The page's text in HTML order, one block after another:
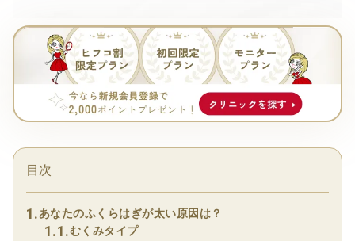
目次
あなたのふくらはぎが太い原因は？
むくみタイプ